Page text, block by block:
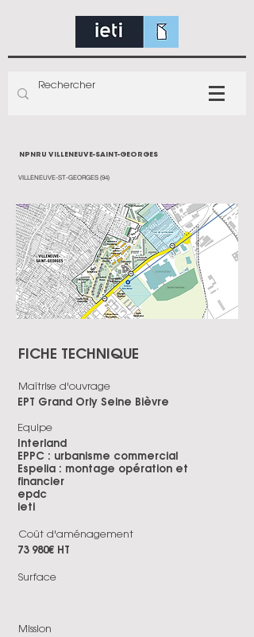
NPNRU VILLENEUVE-SAINT-GEORGES
VILLENEUVE-ST-GEORGES (94)
FICHE TECHNIQUE
Maîtrise d'ouvrage
EPT Grand Orly Seine Bièvre
Equipe
Interland
EPPC : urbanisme commercial
Espelia : montage opération et
financier
epdc
ieti
Coût d'aménagement
73 980€ HT
Surface
Mission